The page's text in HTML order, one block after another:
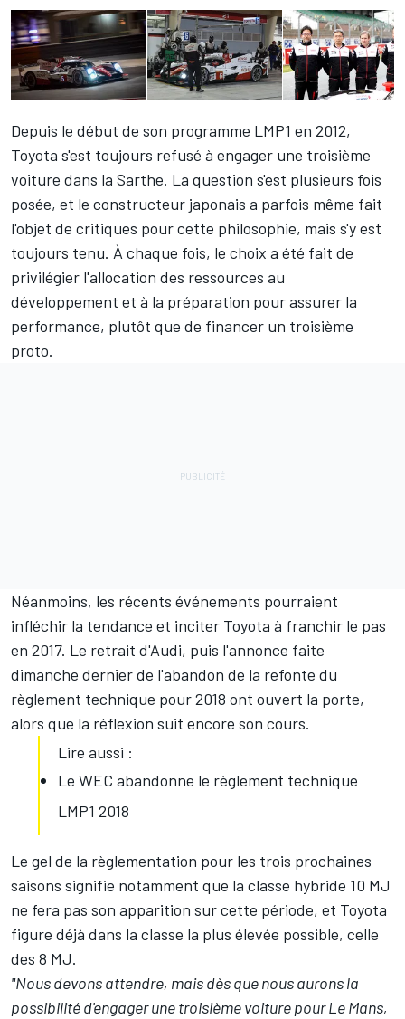
Depuis le début de son programme LMP1 en 2012,
Toyota s'est toujours refusé à engager une troisième
voiture dans la Sarthe. La question s'est plusieurs fois
posée, et le constructeur japonais a parfois même fait
l'objet de critiques pour cette philosophie, mais s'y est
toujours tenu. À chaque fois, le choix a été fait de
privilégier l'allocation des ressources au
développement et à la préparation pour assurer la
performance, plutôt que de financer un troisième
proto.
Néanmoins, les récents événements pourraient
infléchir la tendance et inciter Toyota à franchir le pas
en 2017. Le retrait d'Audi, puis l'annonce faite
dimanche dernier de l'abandon de la refonte du
règlement technique pour 2018 ont ouvert la porte,
alors que la réflexion suit encore son cours.
Lire aussi :
Le WEC abandonne le règlement technique
LMP1 2018
Le gel de la règlementation pour les trois prochaines
saisons signifie notamment que la classe hybride 10 MJ
ne fera pas son apparition sur cette période, et Toyota
figure déjà dans la classe la plus élevée possible, celle
des 8 MJ.
"Nous devons attendre, mais dès que nous aurons la
possibilité d'engager une troisième voiture pour Le Mans,